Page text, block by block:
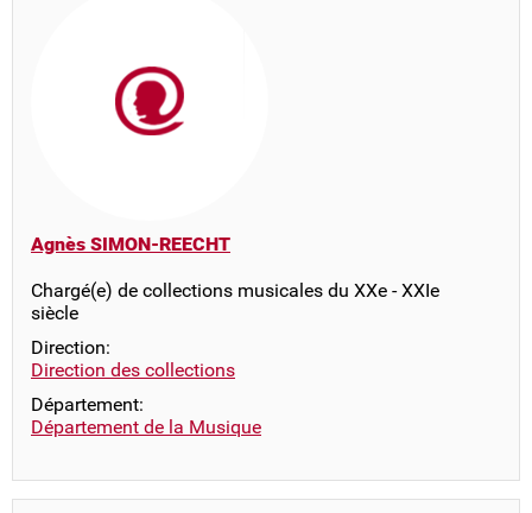
Agnès SIMON-REECHT
Chargé(e) de collections musicales du XXe - XXIe
siècle
Direction:
Direction des collections
Département:
Département de la Musique